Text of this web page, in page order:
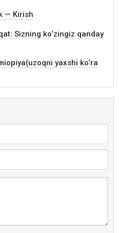
— Kirish
Sizning ko‘zingiz qanday
yaxshi ko‘ra